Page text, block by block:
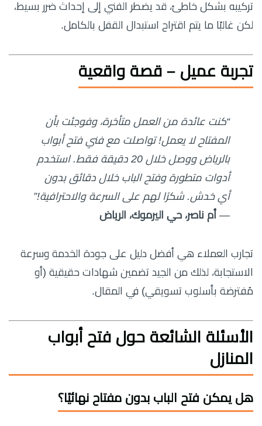
تركيبه بشكل خاطئ، قد يضطر الفني إلى إحداث ضرر بسيط،
لكن غالبًا ما يتم اقتراح استبدال القفل بالكامل.
تجربة عميل – قصة واقعية
“كنت عائدة من العمل متأخرة، وفوجئت بأن
المفتاح لا يعمل! تواصلت مع فني فتح أبواب
بالرياض ووصل خلال 20 دقيقة فقط. استخدم
أدوات متطورة وفتح الباب خلال دقائق بدون
أي خدش. شكرًا لهم على السرعة والاحترافية!”
— أم ناصر، حي اليرموك، الرياض
تجارب العملاء هي أفضل دليل على جودة الخدمة وسرعة
الاستجابة، لذلك من الجيد تضمين شهادات حقيقية (أو
مُفترضة بأسلوب تسويقي) في المقال.
الأسئلة الشائعة حول فتح أبواب
المنازل
هل يمكن فتح الباب بدون مفتاح نهائيًا؟